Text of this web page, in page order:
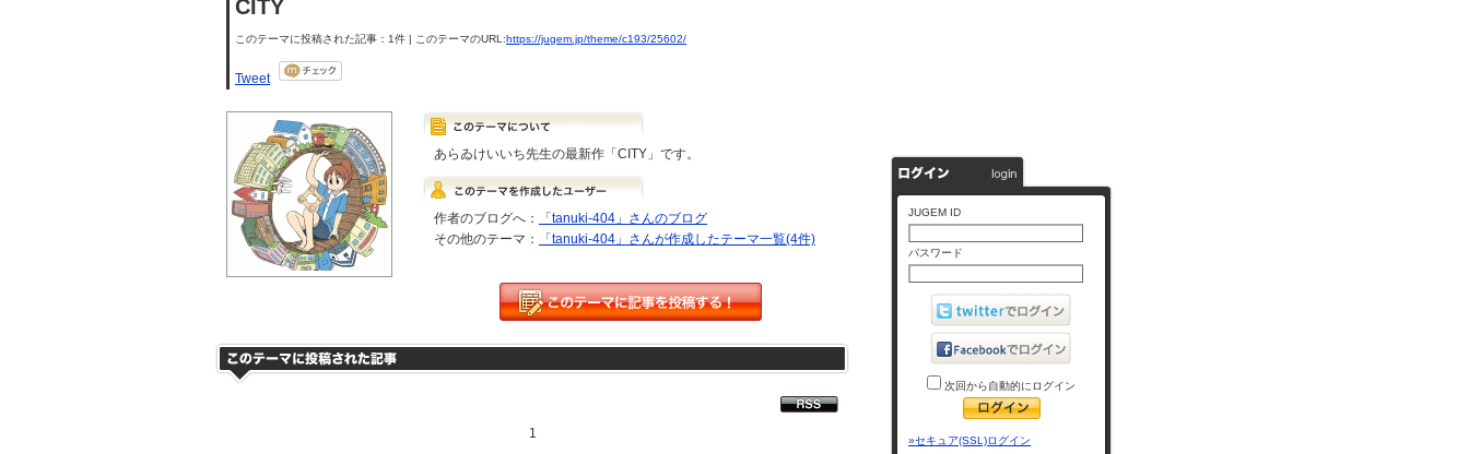
CITY
このテーマに投稿された記事：1件 | このテーマのURL:https://jugem.jp/theme/c193/25602/
Tweet
あらゐけいいち先生の最新作「CITY」です。
作者のブログへ：
「tanuki-404」さんのブログ
その他のテーマ：
「tanuki-404」さんが作成したテーマ一覧(4件)
1
JUGEM ID
パスワード
次回から自動的にログイン
»セキュア(SSL)ログイン